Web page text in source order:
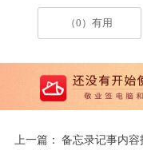
（0）有用
上一篇： 备忘录记事内容